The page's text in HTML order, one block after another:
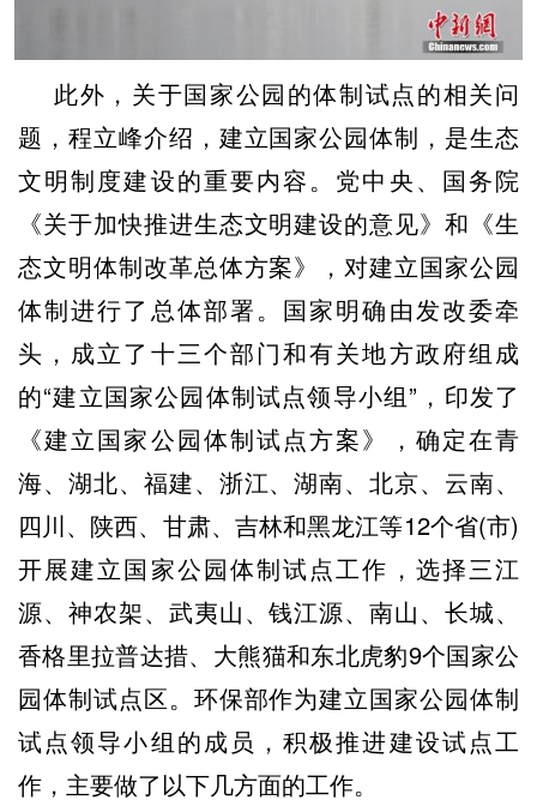
此外，关于国家公园的体制试点的相关问
题，程立峰介绍，建立国家公园体制，是生态
文明制度建设的重要内容。党中央、国务院
《关于加快推进生态文明建设的意见》和《生
态文明体制改革总体方案》，对建立国家公园
体制进行了总体部署。国家明确由发改委牵
头，成立了十三个部门和有关地方政府组成
的“建立国家公园体制试点领导小组”，印发了
《建立国家公园体制试点方案》，确定在青
海、湖北、福建、浙江、湖南、北京、云南、
四川、陕西、甘肃、吉林和黑龙江等12个省(市)
开展建立国家公园体制试点工作，选择三江
源、神农架、武夷山、钱江源、南山、长城、
香格里拉普达措、大熊猫和东北虎豹9个国家公
园体制试点区。环保部作为建立国家公园体制
试点领导小组的成员，积极推进建设试点工
作，主要做了以下几方面的工作。